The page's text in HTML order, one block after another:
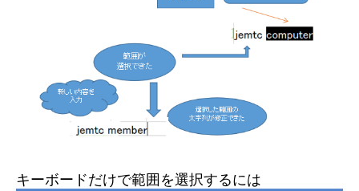
キーボードだけで範囲を選択するには